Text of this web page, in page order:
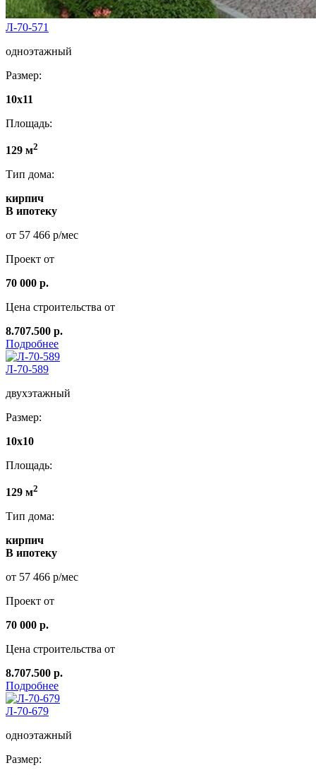
Л-70-571
одноэтажный
Размер:
10х11
Площадь:
129 м2
Тип дома:
кирпич
В ипотеку
от 57 466 р/мес
Проект от
70 000 р.
Цена строительства от
8.707.500 р.
Подробнее
Л-70-589
двухэтажный
Размер:
10х10
Площадь:
129 м2
Тип дома:
кирпич
В ипотеку
от 57 466 р/мес
Проект от
70 000 р.
Цена строительства от
8.707.500 р.
Подробнее
Л-70-679
одноэтажный
Размер: